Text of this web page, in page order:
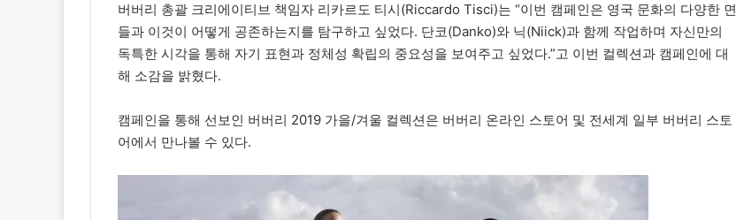
버버리 총괄 크리에이티브 책임자 리카르도 티시(Riccardo Tisci)는 “이번 캠페인은 영국 문화의 다양한 면
들과 이것이 어떻게 공존하는지를 탐구하고 싶었다. 단코(Danko)와 닉(Niick)과 함께 작업하며 자신만의
독특한 시각을 통해 자기 표현과 정체성 확립의 중요성을 보여주고 싶었다.”고 이번 컬렉션과 캠페인에 대
해 소감을 밝혔다.
캠페인을 통해 선보인 버버리 2019 가을/겨울 컬렉션은 버버리 온라인 스토어 및 전세계 일부 버버리 스토
어에서 만나볼 수 있다.